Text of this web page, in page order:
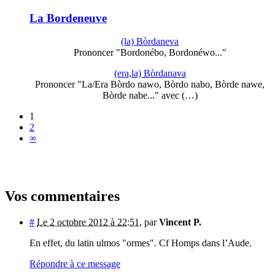
La Bordeneuve
(la) Bòrdaneva
Prononcer "Bordonébo, Bordonéwo..."
(era,la) Bòrdanava
Prononcer "La/Era Bòrdo nawo, Bòrdo nabo, Bòrde nawe,
Bòrde nabe..." avec (…)
1
2
∞
Vos commentaires
# Le 2 octobre 2012 à 22:51 , parVincent P.
En effet, du latin ulmos "ormes". Cf Homps dans l’Aude.
Répondre à ce message